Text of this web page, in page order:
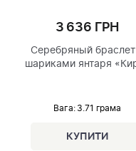
3 636 ГРН
Серебряный браслет
шариками янтаря
Вага: 3.71 грама